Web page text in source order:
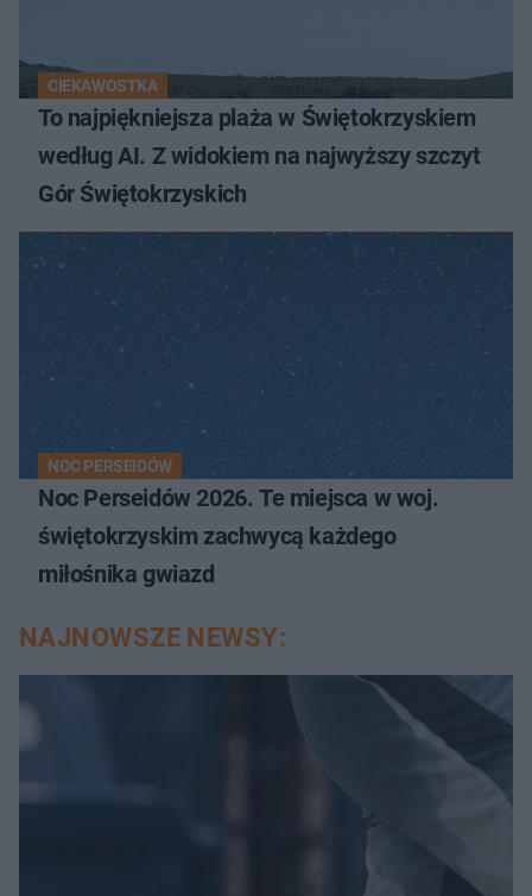
CIEKAWOSTKA
To najpiękniejsza plaża w Świętokrzyskiem
według AI. Z widokiem na najwyższy szczyt
Gór Świętokrzyskich
NOC PERSEIDÓW
Noc Perseidów 2026. Te miejsca w woj.
świętokrzyskim zachwycą każdego
miłośnika gwiazd
NAJNOWSZE NEWSY: